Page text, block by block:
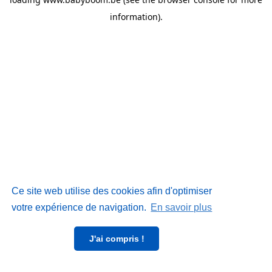
Ce site web utilise des cookies afin d'optimiser
votre expérience de navigation. En savoir plus
J'ai compris !
information).